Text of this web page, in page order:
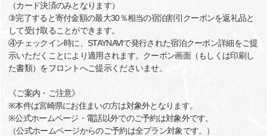
（カード決済のみとなります）
③完了すると寄付金額の最大30％相当の宿泊割引クーポンを返礼品と
して受け取ることができます。
④チェックイン時に、STAYNAVIで発行された宿泊クーポン詳細をご提
示いただくことにより適用されます。クーポン画面（もしくは印刷し
た書類）をフロントへご提示くださいませ。
《ご案内・ご注意》
※本件は宮崎県にお住まいの方は対象外となります。
※公式ホームページ・電話以外でのご予約は対象外です。
（公式ホームページからのご予約は全プラン対象です。）